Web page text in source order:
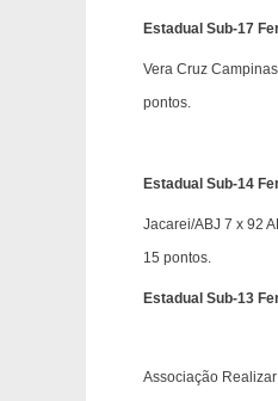
Estadual Sub-17
Vera Cruz
pontos.
Estadual Sub-14
Jacarei/ABJ 7 x 92
15 pontos.
Estadual Sub-13
Associação